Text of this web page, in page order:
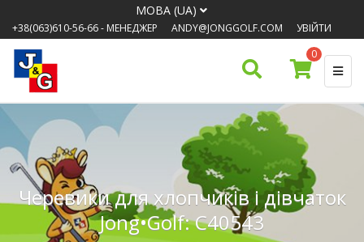
МОВА (UA)
+38(063)610-56-66- МЕНЕДЖЕР ANDY@JONGGOLF.COM
УВІЙТИ
0
Черевики для хлопчиків і дівчаток
Jong•Golf: C40543